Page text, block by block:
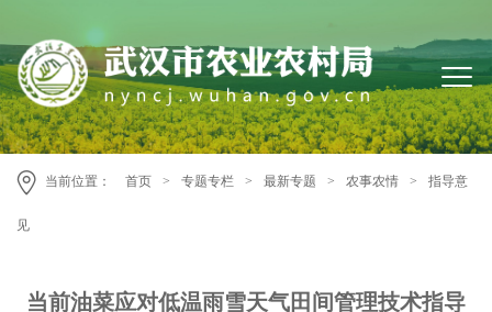
当前位置： 首页 > 专题专栏 > 最新专题 > 农事农情 > 指导意
见
当前油菜应对低温雨雪天气田间管理技术指导